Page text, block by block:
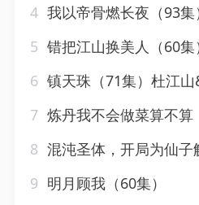
4 我以帝骨燃长夜（93
5 错把江山换美人（60
6 镇天珠（71集）杜江
7 炼丹我不会做菜算不算（
8 混沌圣体，开局为仙子解毒（
9 明月顾我（60集）